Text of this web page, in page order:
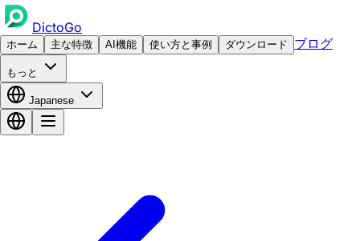
DictoGo
ホーム 主な特徴 AI機能 使い方と事例 ダウンロード ブログ
もっと
Japanese